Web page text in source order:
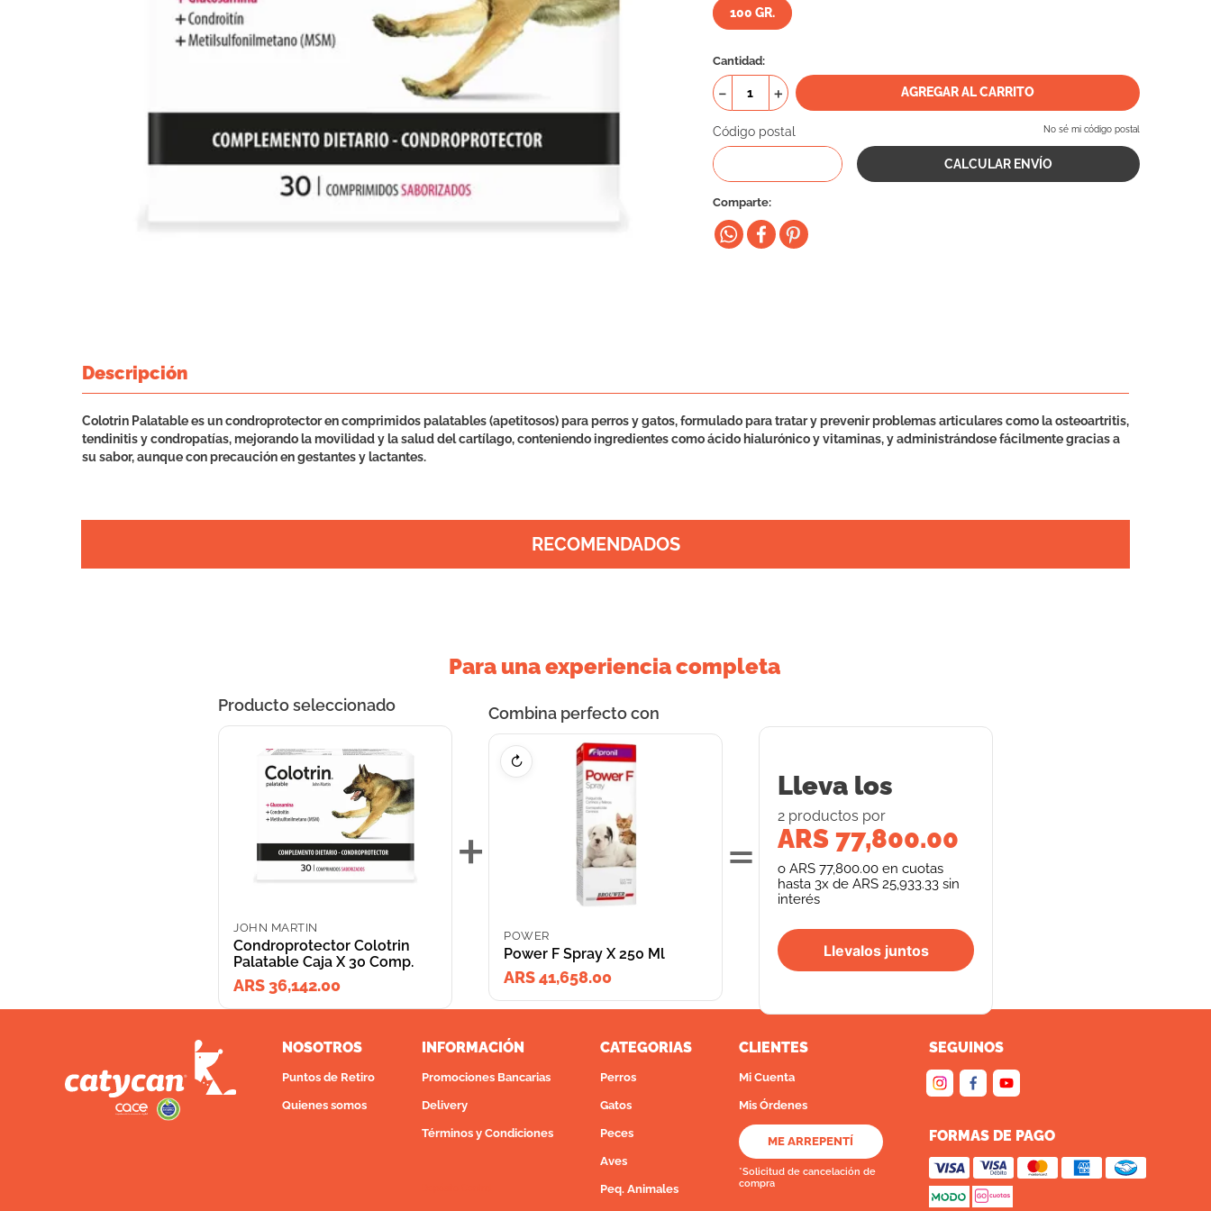
100 GR.
Cantidad
＋
－ AGREGAR AL CARRITO
Código postal No sé mi código postal
Comparte
Descripción
Colotrin Palatable es un condroprotector en comprimidos palatables (apetitosos) para perros y gatos, formulado para tratar y prevenir problemas articulares como la osteoartritis,
tendinitis y condropatías, mejorando la movilidad y la salud del cartílago, conteniendo ingredientes como ácido hialurónico y vitaminas, y administrándose fácilmente gracias a
su sabor, aunque con precaución en gestantes y lactantes.
RECOMENDADOS
Para una experiencia completa
Producto seleccionado
JOHN MARTIN
Condroprotector Colotrin
Palatable Caja X 30 Comp.
ARS 36,142.00
+
Combina perfecto con
↻
POWER
Power F Spray X 250 Ml
ARS 41,658.00
=
Lleva los
2 productos por
ARS 77,800.00
o ARS 77,800.00 en cuotas
hasta 3x de ARS 25,933.33 sin
interés
Llevalos juntos
NOSOTROS
Puntos de Retiro
Quienes somos
INFORMACIÓN
Promociones Bancarias
Delivery
Términos y Condiciones
CATEGORIAS
Perros
Gatos
Peces
Aves
Peq. Animales
CLIENTES
Mi Cuenta
Mis Órdenes
ME ARREPENTÍ
*Solicitud de cancelación de
compra
SEGUINOS
FORMAS DE PAGO